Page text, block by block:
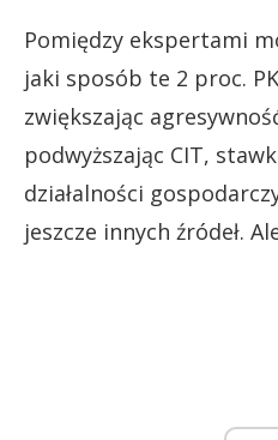
Pomiędzy ekspertami
jaki sposób te 2 proc.
zwiększając
podwyższając CIT,
działalności
jeszcze innych źródeł.